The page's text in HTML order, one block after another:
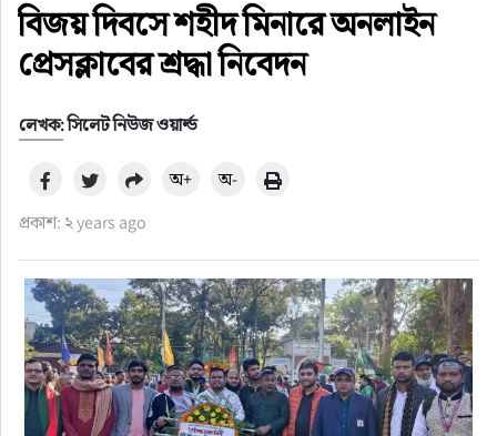
বিজয় দিবসে শহীদ মিনারে অনলাইন
প্রেসক্লাবের শ্রদ্ধা নিবেদন
লেখক: সিলেট নিউজ ওয়ার্ল্ড
প্রকাশ: ২ years ago
অ+ অ-